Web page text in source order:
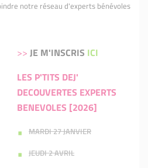
notre réseau d'experts bénévoles
>> JE M'INSCRIS ICI
LES P'TITS DEJ'
DECOUVERTES EXPERTS
BENEVOLES [2026]
MARDI 27 JANVIER
JEUDI 2 AVRIL